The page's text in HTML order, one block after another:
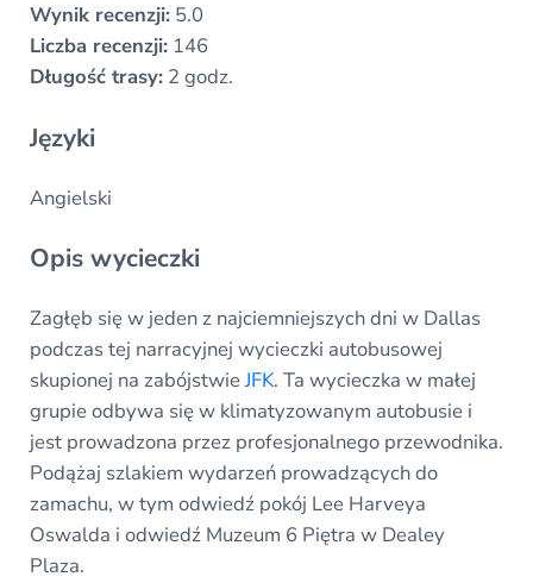
Wynik recenzji:5.0
Liczba recenzji:146
Długość trasy:2 godz.
Języki
Angielski
Opis wycieczki
Zagłęb się w jeden z najciemniejszych dni w Dallas
podczas tej narracyjnej wycieczki autobusowej
skupionej na zabójstwieJFK. Ta wycieczka w małej
grupie odbywa się w klimatyzowanym autobusie i
jest prowadzona przez profesjonalnego przewodnika.
Podążaj szlakiem wydarzeń prowadzących do
zamachu, w tym odwiedź pokój Lee Harveya
Oswalda i odwiedź Muzeum 6 Piętra w Dealey
Plaza.